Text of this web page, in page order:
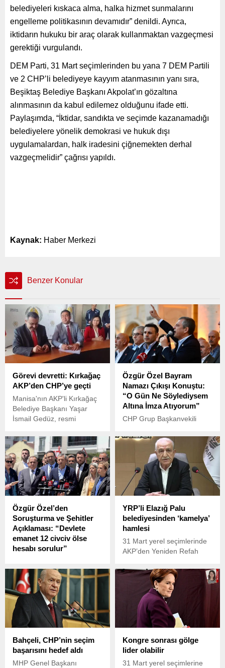
belediyeleri kıskaca alma, halka hizmet sunmalarını
engelleme politikasının devamıdır” denildi. Ayrıca,
iktidarın hukuku bir araç olarak kullanmaktan vazgeçmesi
gerektiği vurgulandı.
DEM Parti, 31 Mart seçimlerinden bu yana 7 DEM Partili
ve 2 CHP’li belediyeye kayyım atanmasının yanı sıra,
Beşiktaş Belediye Başkanı Akpolat’ın gözaltına
alınmasının da kabul edilemez olduğunu ifade etti.
Paylaşımda, “İktidar, sandıkta ve seçimde kazanamadığı
belediyelere yönelik demokrasi ve hukuk dışı
uygulamalardan, halk iradesini çiğnemekten derhal
vazgeçmelidir” çağrısı yapıldı.
Kaynak: Haber Merkezi
Benzer Konular
Görevi devretti: Kırkağaç
AKP’den CHP’ye geçti
Manisa'nın AKP'li Kırkağaç
Belediye Başkanı Yaşar
İsmail Gedüz, resmi
beklemeden 31 Mart'ta
seçimi kazanan CHP'li
Belediye Başkan Adayı
Üstün Dönmez’e görevini
devretti. Gedüz, belediye
başkanlığı mührünü de
Özgür Özel Bayram
Namazı Çıkışı Konuştu:
“O Gün Ne Söylediysem
Altına İmza Atıyorum”
CHP Grup Başkanvekili
Bayramı namazını
Manisa’da Hatuniye
Camisi’nde kıldı.
Özgür Özel’den
Soruşturma ve Şehitler
Açıklaması: “Devlete
emanet 12 civciv ölse
hesabı sorulur”
Özel, hakkında başlatılan
soruşturmaya ve Pençe-Kilit
Harekat bölgesinde metan
gazından etkilenerek şehit
olan askerlere ilişkin önemli
açıklamalarda bulundu.
YRP’li Elazığ Palu
belediyesinden ‘kamelya’
hamlesi
31 Mart yerel seçimlerinde
AKP’den Yeniden Refah
Belediyesi’nin yeni başkanı
Muhammet Septioğlu, ilçe
merkezindeki Şehit Piyade
Uzman Çavuş Mehmet
Kaya Mesire Alanı’ndaki 20
kamelyayı 'örf ve adetlere
gerekçesiyle kaldırdı.
Bahçeli, CHP’nin seçim
başarısını hedef aldı
MHP Genel Başkanı
Kongre sonrası gölge
lider olabilir
31 Mart yerel seçimlerine